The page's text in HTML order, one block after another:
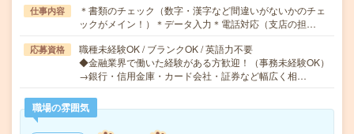
仕事内容
＊書類のチェック（数字・漢字など間違いがないかのチェ
ックがメイン！）＊データ入力＊電話対応（支店の担…
応募資格
職種未経験OK / ブランクOK / 英語力不要
◆金融業界で働いた経験がある方歓迎！（事務未経験OK）
→銀行・信用金庫・カード会社・証券など幅広く相…
職場の雰囲気